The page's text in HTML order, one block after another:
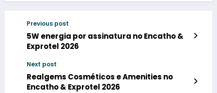
Previous post
5W energia por assinatura no Encatho &
Exprotel 2026
Next post
Realgems Cosméticos e Amenities no
Encatho & Exprotel 2026